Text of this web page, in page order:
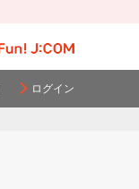
ログイン